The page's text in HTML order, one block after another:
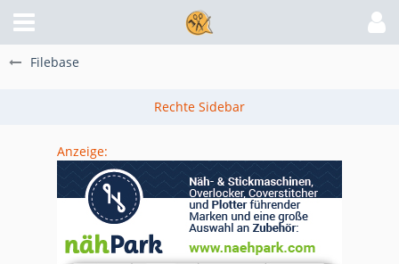
Filebase
Anzeige: